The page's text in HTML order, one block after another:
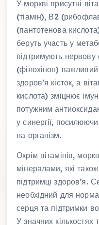
У моркві присутні
(тіамін), В2
(пантотенова
беруть участь у
підтримують нервову
(філохінон)
здоров’я кісток, а
кислота) зміцнює
потужним
у синергії,
на організм.
Окрім вітамінів,
мінералами, які
підтримці здоров’я.
необхідний для
серця та підтримки
У значних кількостях